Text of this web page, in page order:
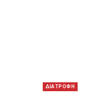
ΔΙΑΤΡΟΦΗ